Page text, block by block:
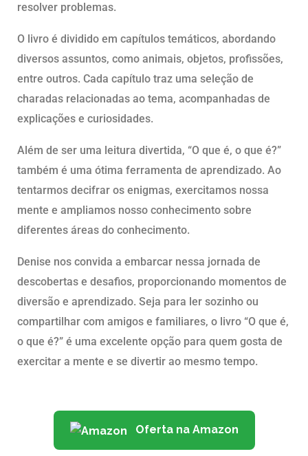
resolver problemas.
O livro é dividido em capítulos temáticos, abordando
diversos assuntos, como animais, objetos, profissões,
entre outros. Cada capítulo traz uma seleção de
charadas relacionadas ao tema, acompanhadas de
explicações e curiosidades.
Além de ser uma leitura divertida, “O que é, o que é?”
também é uma ótima ferramenta de aprendizado. Ao
tentarmos decifrar os enigmas, exercitamos nossa
mente e ampliamos nosso conhecimento sobre
diferentes áreas do conhecimento.
Denise nos convida a embarcar nessa jornada de
descobertas e desafios, proporcionando momentos de
diversão e aprendizado. Seja para ler sozinho ou
compartilhar com amigos e familiares, o livro “O que é,
o que é?” é uma excelente opção para quem gosta de
exercitar a mente e se divertir ao mesmo tempo.
Oferta na Amazon